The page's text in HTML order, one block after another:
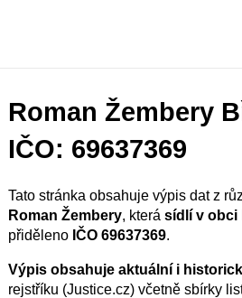
Roman Žembery
IČO: 69637369
Tato stránka obsahuje výpis dat z
Roman Žembery, která sídlí v obci
přiděleno IČO 69637369.
Výpis obsahuje aktuální i
rejstříku (Justice.cz) včetně sbírky